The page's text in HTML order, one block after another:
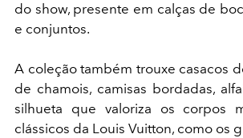
do show, presente em calças de
e conjuntos.
A coleção também trouxe casacos
de chamois, camisas bordadas,
silhueta que valoriza os corpos
clássicos da Louis Vuitton, como os